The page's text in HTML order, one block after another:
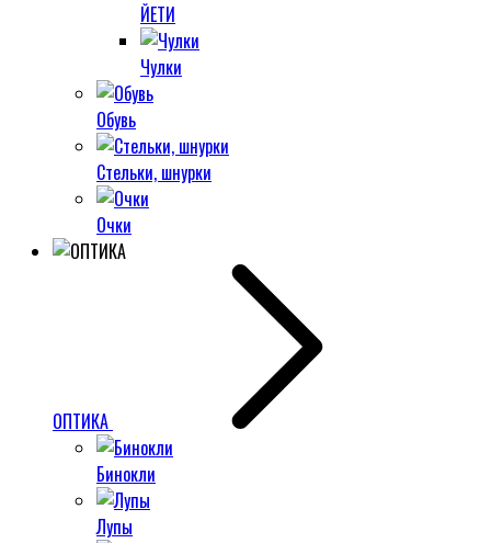
ЙЕТИ
Чулки
Обувь
Стельки, шнурки
Очки
ОПТИКА
Бинокли
Лупы